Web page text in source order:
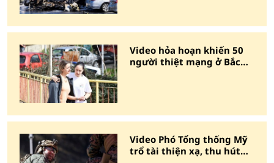
Video hỏa hoạn khiến 50
người thiệt mạng ở Bắc
Video Phó Tổng thống Mỹ
trổ tài thiện xạ, thu hút